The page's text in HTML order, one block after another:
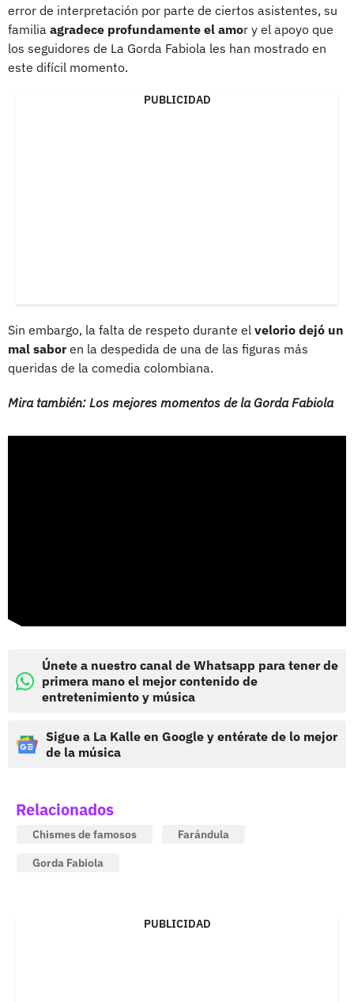
error de interpretación por parte de ciertos asistentes, su
familia agradece profundamente el amor y el apoyo que
los seguidores de La Gorda Fabiola les han mostrado en
este difícil momento.
PUBLICIDAD
Sin embargo, la falta de respeto durante el velorio dejó un
mal saboren la despedida de una de las figuras más
queridas de la comedia colombiana.
Mira también: Los mejores momentos de la Gorda Fabiola
Únete a nuestro canal de Whatsapp para tener de
primera mano el mejor contenido de
entretenimiento y música
Sigue a La Kalle en Google y entérate de lo mejor
de la música
Relacionados
Chismes de famosos
Farándula
Gorda Fabiola
PUBLICIDAD